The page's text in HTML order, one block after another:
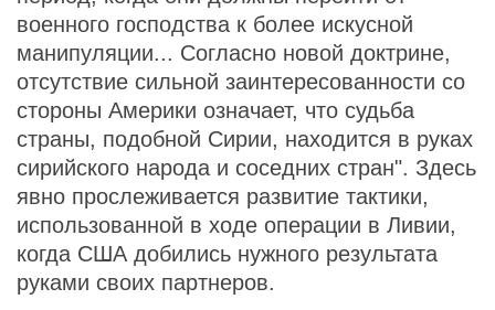
военного господства к более искусной
манипуляции... Согласно новой доктрине,
отсутствие сильной заинтересованности со
стороны Америки означает, что судьба
страны, подобной Сирии, находится в руках
сирийского народа и соседних стран". Здесь
явно прослеживается развитие тактики,
использованной в ходе операции в Ливии,
когда США добились нужного результата
руками своих партнеров.